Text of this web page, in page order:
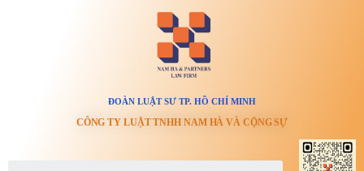
ĐOÀN LUẬT SƯ TP. HỒ CHÍ MINH
CÔNG TY LUẬT TNHH NAM HÀ VÀ CỘNG SỰ